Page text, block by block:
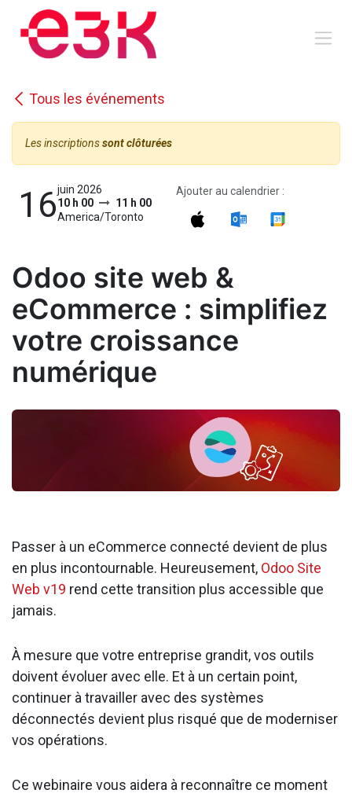
Se rendre au contenu
Tous les événements
Les inscriptionssont clôturées
16juin 2026
10 h 00
11 h 00
America/Toronto
Ajouter au calendrier :
Odoo site web &
eCommerce : simplifiez
votre croissance
numérique
Passer à un eCommerce connecté devient de plus
en plus incontournable. Heureusement, Odoo Site
Web v19 rend cette transition plus accessible que
jamais.
À mesure que votre entreprise grandit, vos outils
doivent évoluer avec elle. Et à un certain point,
continuer à travailler avec des systèmes
déconnectés devient plus risqué que de moderniser
vos opérations.
Ce webinaire vous aidera à reconnaître ce moment